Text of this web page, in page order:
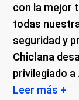
con la mejor
todas
seguridad y
Chiclana
privilegiado a
Leer más +